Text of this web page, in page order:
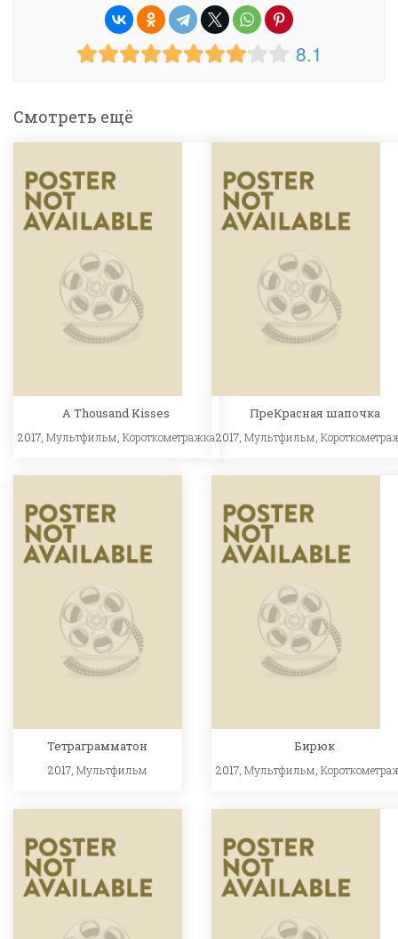
8.1
Смотреть ещё
A Thousand Kisses
2017, Мультфильм Короткометражка
ПреКрасная шапочка
2017,Мультфильм ,
Тетраграмматон
2017, Мультфильм
Бирюк
2017,Мультфильм,